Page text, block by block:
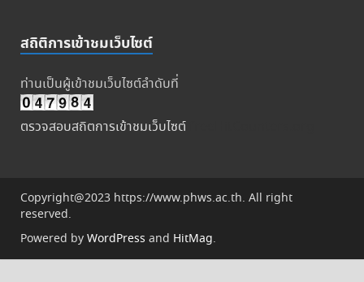
สถิติการเข้าชมเว็บไซต์
ท่านเป็นผู้เข้าชมเว็บไซต์ลำดับที่
ตรวจสอบสถิตการเข้าชมเว็บไซต์
Copyright@2023 https://www.phws.ac.th. All right
reserved.
Powered by WordPress and HitMag.